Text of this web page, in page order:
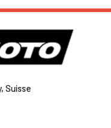
Suisse